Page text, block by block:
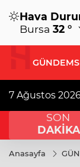
Hava
Bursa 32 °
GÜNDEM
7 Ağustos
SON
DAKİKA
Anasayfa